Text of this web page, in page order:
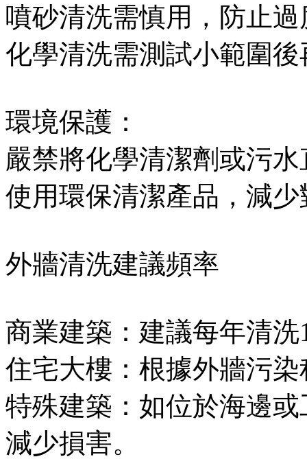
噴砂清洗需慎用，防止
化學清洗需測試小範圍
環境保護：
嚴禁將化學清潔劑或污
使用環保清潔產品，減
外牆清洗建議頻率
商業建築：建議每年清洗
住宅大樓：根據外牆污
特殊建築：如位於海邊
減少損害。